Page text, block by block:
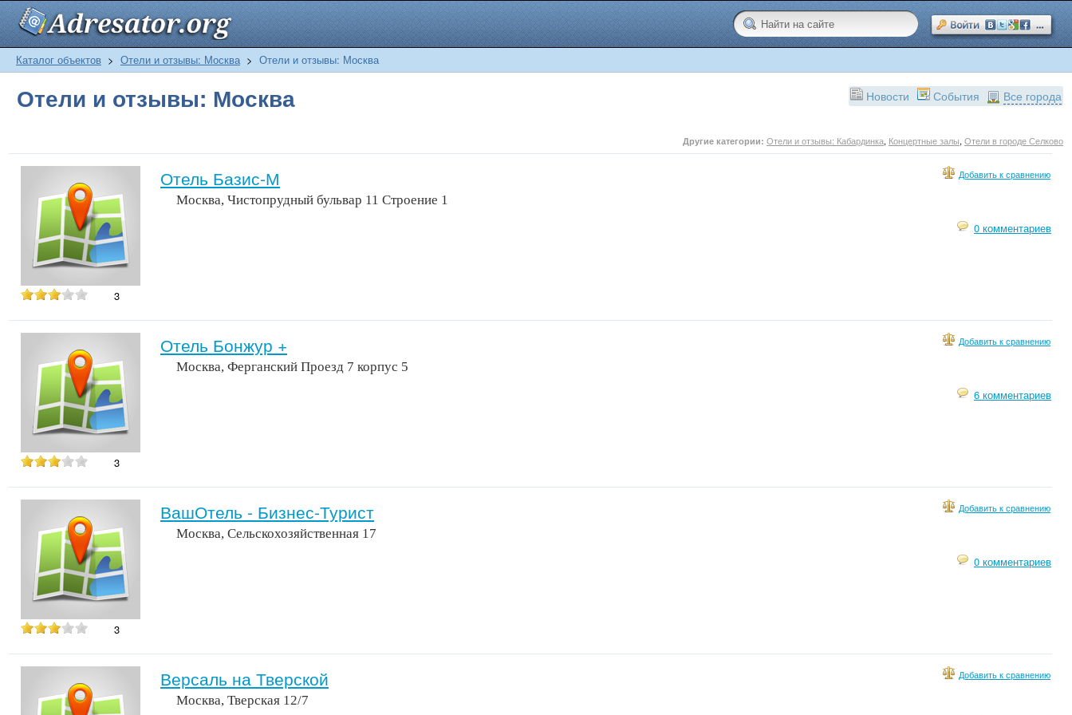
Каталог объектов > Отели и отзывы: Москва > Отели и отзывы: Москва
Все города
События
Новости
Отели и отзывы: Москва
Другие категории: Отели и отзывы: Кабардинка, Концертные залы, Отели в городе Селково
3
Отель Базис-М Добавить к сравнению
Москва, Чистопрудный бульвар 11 Строение 1
0 комментариев
3
Отель Бонжур + Добавить к сравнению
Москва, Ферганский Проезд 7 корпус 5
6 комментариев
3
ВашОтель - Бизнес-Турист Добавить к сравнению
Москва, Сельскохозяйственная 17
0 комментариев
Версаль на Тверской Добавить к сравнению
Москва, Тверская 12/7